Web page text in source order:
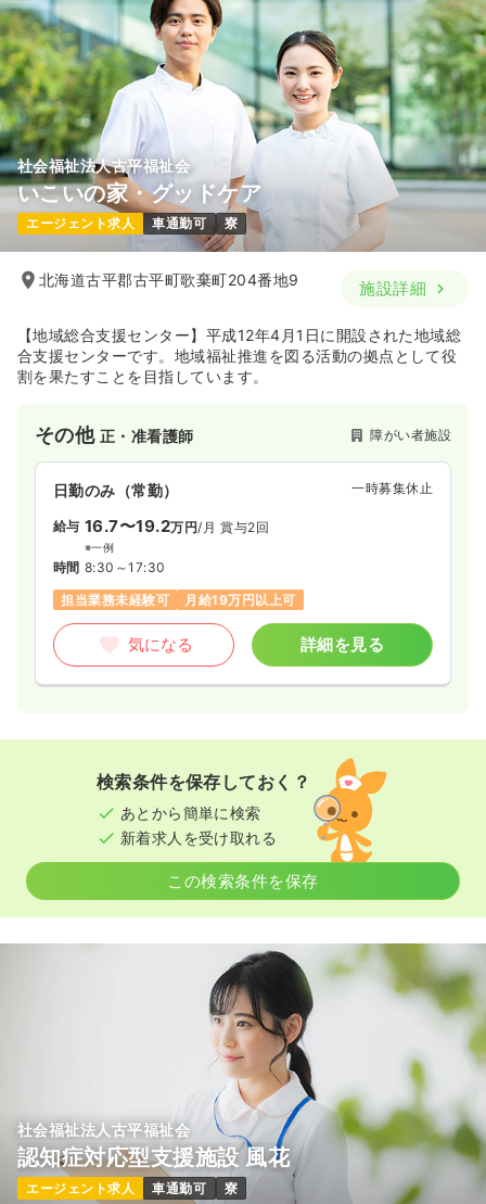
社会福祉法人古平福祉会
いこいの家・グッドケア
エージェント求人 車通勤可 寮
北海道古平郡古平町歌棄町204番地9 施設詳細
【地域総合支援センター】平成12年4月1日に開設された地域総
合支援センターです。地域福祉推進を図る活動の拠点として役
割を果たすことを目指しています。
その他 正・准看護師 障がい者施設
日勤のみ（常勤） 一時募集休止
給与 16.7〜19.2万円/月 賞与2回
※一例
時間 8:30～17:30
担当業務未経験可
月給19万円以上可
気になる 詳細を見る
検索条件を保存しておく？
あとから簡単に検索
新着求人を受け取れる
この検索条件を保存
社会福祉法人古平福祉会
認知症対応型支援施設 風花
エージェント求人 車通勤可 寮